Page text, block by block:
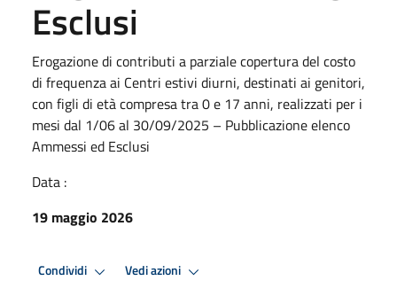
Esclusi
Erogazione di contributi a parziale copertura del costo
di frequenza ai Centri estivi diurni, destinati ai genitori,
con figli di età compresa tra 0 e 17 anni, realizzati per i
mesi dal 1/06 al 30/09/2025 – Pubblicazione elenco
Ammessi ed Esclusi
Data :
19 maggio 2026
Condividi Vedi azioni